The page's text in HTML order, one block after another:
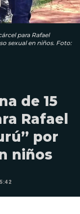
para Rafael
sexual en niños. Foto:
de 15
Rafael
por
niños